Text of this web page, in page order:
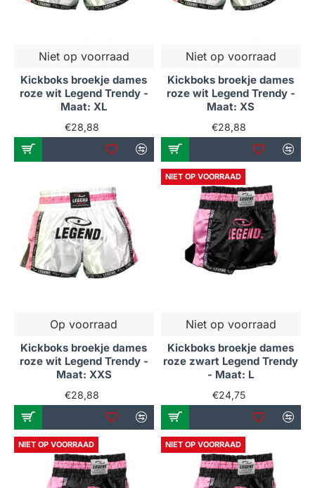
Niet op voorraad
Kickboks broekje dames
roze wit Legend Trendy -
Maat: XL
€28,88
Niet op voorraad
Kickboks broekje dames
roze wit Legend Trendy -
Maat: XS
€28,88
Op voorraad
Kickboks broekje dames
roze wit Legend Trendy -
Maat: XXS
€28,88
NIET OP VOORRAAD
Niet op voorraad
Kickboks broekje dames
roze zwart Legend Trendy
- Maat: L
€24,75
NIET OP VOORRAAD NIET OP VOORRAAD